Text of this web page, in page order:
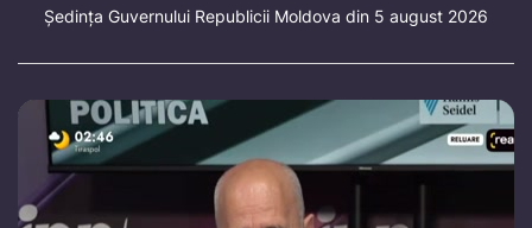
Ședința Guvernului Republicii Moldova din 5 august 2026